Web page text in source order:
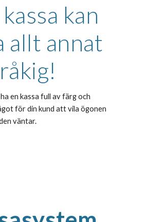
kan
allt annat
en kassa full av färg och
för din kund att vila ögonen
väntar.